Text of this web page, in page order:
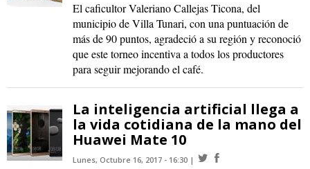
El caficultor Valeriano Callejas Ticona, del
municipio de Villa Tunari, con una puntuación de
más de 90 puntos, agradeció a su región y reconoció
que este torneo incentiva a todos los productores
para seguir mejorando el café.
La inteligencia artificial llega a
la vida cotidiana de la mano del
Huawei Mate 10
Lunes, Octubre 16, 2017 - 16:30